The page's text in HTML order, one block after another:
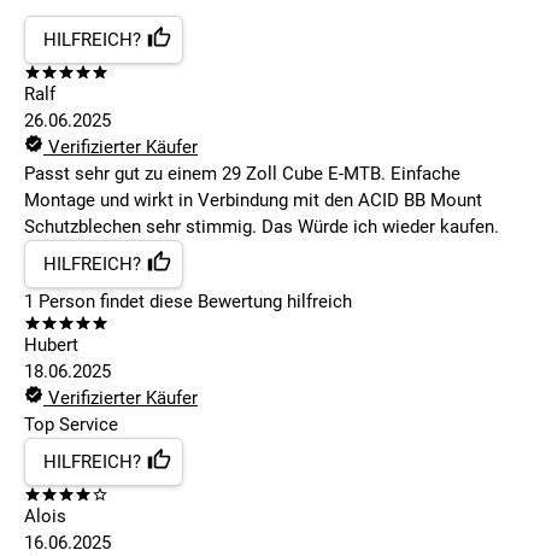
HILFREICH?
Ralf
26.06.2025
Verifizierter Käufer
Passt sehr gut zu einem 29 Zoll Cube E-MTB. Einfache
Montage und wirkt in Verbindung mit den ACID BB Mount
Schutzblechen sehr stimmig. Das Würde ich wieder kaufen.
HILFREICH?
1 Person findet diese Bewertung hilfreich
Hubert
18.06.2025
Verifizierter Käufer
Top Service
HILFREICH?
Alois
16.06.2025